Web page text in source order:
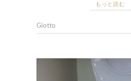
もっと読む
Giotto